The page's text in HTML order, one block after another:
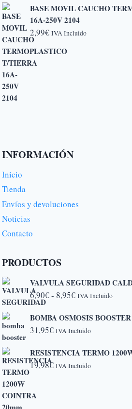
BASE MOVIL CAUCHO
16A-250V 2104
2,99€ IVA Incluido
INFORMACIÓN
Inicio
Tienda
Envíos y devoluciones
Noticias
Contacto
PRODUCTOS
VALVULA SEGURIDAD
6,90€- 8,95€Rango
precios:
desde
IVA Incluido
BOMBA OSMOSIS
31,95€ IVA Incluido
RESISTENCIA TERMO
19,98€ IVA Incluido